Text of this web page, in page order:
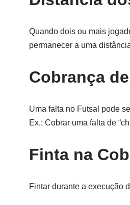
Quando dois ou mais
permanecer a uma
Cobrança
Uma falta no Futsal pode
Ex.: Cobrar uma falta de
Finta na
Fintar durante a execução